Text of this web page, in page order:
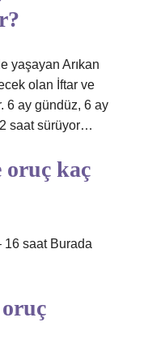
yaşayan Arıkan
olan İftar ve
6 ay gündüz, 6 ay
saat sürüyor…
oruç kaç
16 saat Burada
oruç